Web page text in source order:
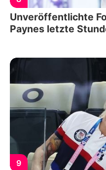
Unveröffentlichte
Paynes letzte
9